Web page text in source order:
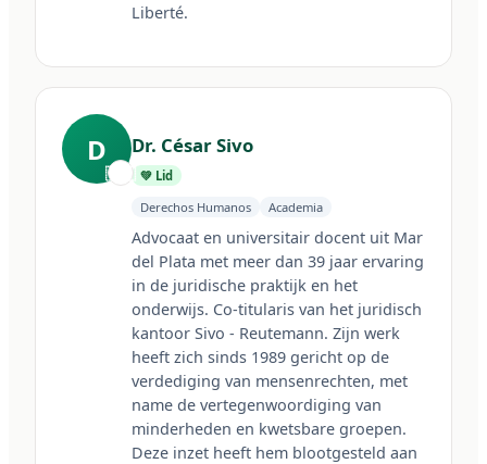
Liberté.
D
🇦🇷
Dr. César Sivo
💚 Lid
Derechos Humanos
Academia
Advocaat en universitair docent uit Mar
del Plata met meer dan 39 jaar ervaring
in de juridische praktijk en het
onderwijs. Co-titularis van het juridisch
kantoor Sivo - Reutemann. Zijn werk
heeft zich sinds 1989 gericht op de
verdediging van mensenrechten, met
name de vertegenwoordiging van
minderheden en kwetsbare groepen.
Deze inzet heeft hem blootgesteld aan